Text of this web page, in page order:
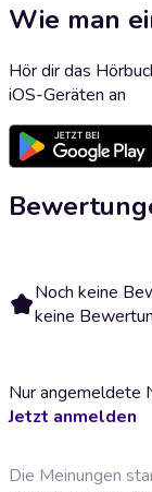
Wie man
Hör dir das
iOS-Geräten an
Noch keine
keine
Nur angemeldete
Jetzt anmelden
Die Meinungen